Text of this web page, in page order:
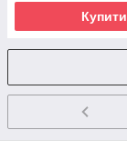
Купити